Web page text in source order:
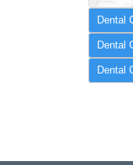
Dr.
Dental
Dental
Dental